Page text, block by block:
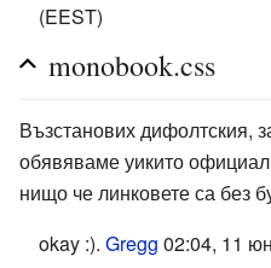
(EEST)
monobook.css
Възстанових дифолтския,
обявяваме уикито
нищо че линковете са без
okay :). Gregg 02:04, 11